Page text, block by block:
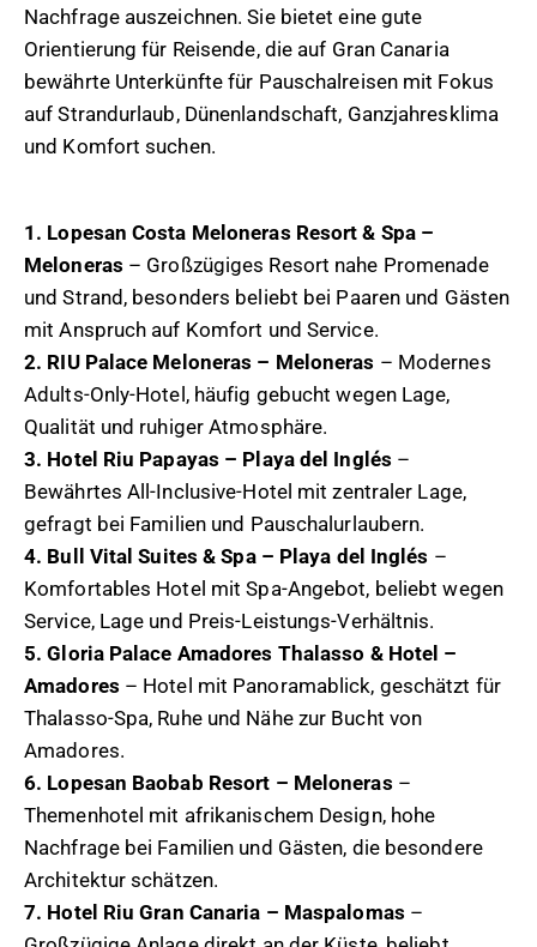
Nachfrage auszeichnen. Sie bietet eine gute
Orientierung für Reisende, die auf Gran Canaria
bewährte Unterkünfte für Pauschalreisen mit Fokus
auf Strandurlaub, Dünenlandschaft, Ganzjahresklima
und Komfort suchen.
1. Lopesan Costa Meloneras Resort & Spa –
Meloneras – Großzügiges Resort nahe Promenade
und Strand, besonders beliebt bei Paaren und Gästen
mit Anspruch auf Komfort und Service.
2. RIU Palace Meloneras – Meloneras – Modernes
Adults-Only-Hotel, häufig gebucht wegen Lage,
Qualität und ruhiger Atmosphäre.
3. Hotel Riu Papayas – Playa del Inglés –
Bewährtes All-Inclusive-Hotel mit zentraler Lage,
gefragt bei Familien und Pauschalurlaubern.
4. Bull Vital Suites & Spa – Playa del Inglés –
Komfortables Hotel mit Spa-Angebot, beliebt wegen
Service, Lage und Preis-Leistungs-Verhältnis.
5. Gloria Palace Amadores Thalasso & Hotel –
Amadores – Hotel mit Panoramablick, geschätzt für
Thalasso-Spa, Ruhe und Nähe zur Bucht von
Amadores.
6. Lopesan Baobab Resort – Meloneras –
Themenhotel mit afrikanischem Design, hohe
Nachfrage bei Familien und Gästen, die besondere
Architektur schätzen.
7. Hotel Riu Gran Canaria – Maspalomas –